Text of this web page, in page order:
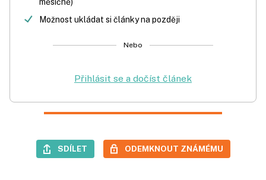
Možnost ukládat si články na později
Nebo
Přihlásit se a dočíst článek
SDÍLET ODEMKNOUT ZNÁMÉMU